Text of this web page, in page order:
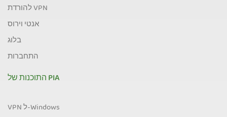
להורדת VPN
אנטי וירוס
בלוג
התחברות
התוכנות של PIA
VPN ל-Windows